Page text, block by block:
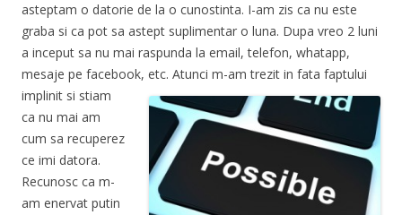
asteptam o datorie de la o cunostinta. I-am zis ca nu este
graba si ca pot sa astept suplimentar o luna. Dupa vreo 2 luni
a inceput sa nu mai raspunda la email, telefon, whatapp,
mesaje pe facebook, etc. Atunci m-am trezit in fata faptului
implinit si stiam
ca nu mai am
cum sa recuperez
ce imi datora.
Recunosc ca m-
am enervat putin